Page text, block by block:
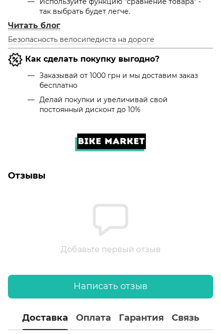
так выбрать будет легче.
Читать блог
Безопасность велосипедиста на дороге
Как сделать покупку выгодно?
Заказывай от 1000 грн и мы доставим заказ
бесплатно
Делай покупки и увеличивай свой
постоянный дисконт до 10%
Отзывы
Добавьте первый отзыв
Написать отзыв
Доставка Оплата Гарантия Связь